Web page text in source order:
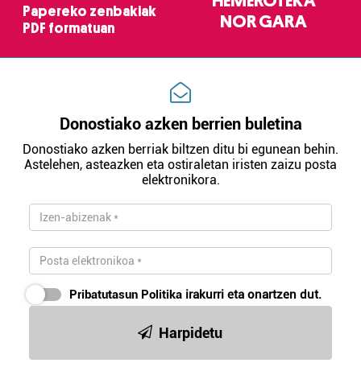
Papereko zenbakiak
PDF formatuan
NOR GARA
Donostiako azken berrien buletina
Donostiako azken berriak biltzen ditu bi egunean behin.
Astelehen, asteazken eta ostiraletan iristen zaizu posta
elektronikora.
Pribatutasun Politika irakurri eta onartzen dut.
Harpidetu